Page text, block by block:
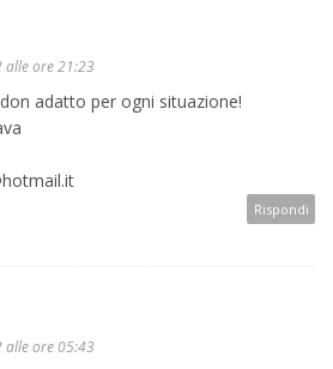
alle ore 21:23
adatto per ogni situazione!
Rispondi
alle ore 05:43